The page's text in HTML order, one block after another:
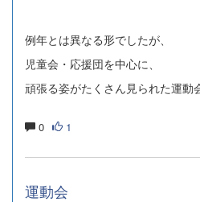
例年とは異なる形でしたが、
児童会・応援団を中心に、
頑張る姿がたくさん見られた運動
0 1
運動会